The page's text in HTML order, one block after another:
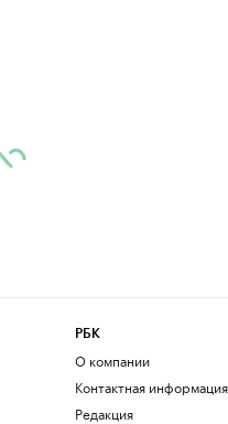
РБК
О компании
Контактная информация
Редакция